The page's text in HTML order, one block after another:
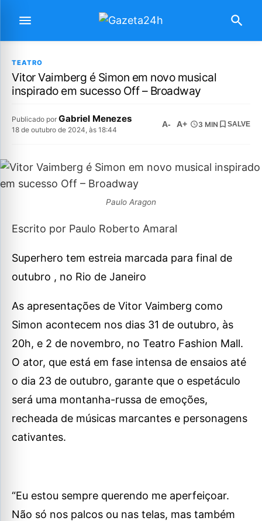
TEATRO
Vitor Vaimberg é Simon em novo musical
inspirado em sucesso Off – Broadway
Publicado por Gabriel Menezes
18 de outubro de 2024, às 18:44
A- A+ 3 MIN SALVE
Paulo Aragon
Escrito por Paulo Roberto Amaral
Superhero tem estreia marcada para final de
outubro , no Rio de Janeiro
As apresentações de Vitor Vaimberg como
Simon acontecem nos dias 31 de outubro, às
20h, e 2 de novembro, no Teatro Fashion Mall.
O ator, que está em fase intensa de ensaios até
o dia 23 de outubro, garante que o espetáculo
será uma montanha-russa de emoções,
recheada de músicas marcantes e personagens
cativantes.
“Eu estou sempre querendo me aperfeiçoar.
Não só nos palcos ou nas telas, mas também